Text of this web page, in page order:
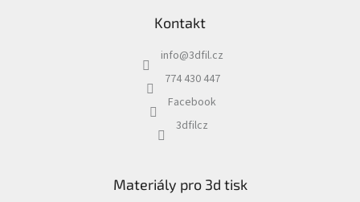
Kontakt
info@3dfil.cz
774 430 447
Facebook
3dfilcz
Materiály pro 3d tisk